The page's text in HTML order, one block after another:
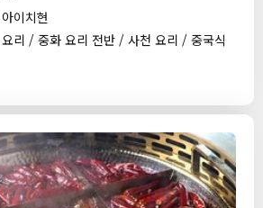
이치현
리 / 중화 요리 전반 / 사천 요리 / 중국식